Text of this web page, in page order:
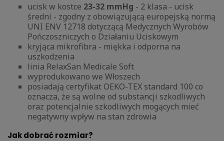
ucisk w kostce 23-32 mmHg - 2 klasa - ucisk
średni - zgodny z obowiązującą europejską normą
UNI ENV 12718 dotyczącą Medycznych Wyrobów
Pończoszniczych o Działaniu Uciskowym
kryjąca mikrofibra - miękka i odporna na
uszkodzenia
linia RelaxSan Medicale Soft
wyprodukowano we Włoszech
posiadają certyfikat OEKO-TEX standard 100 co
oznacza, że są wolne od substancji szkodliwych
oraz potencjalnie szkodliwych mogących mieć
negatywny wpływ na stan zdrowia
Jak dobrać rozmiar?